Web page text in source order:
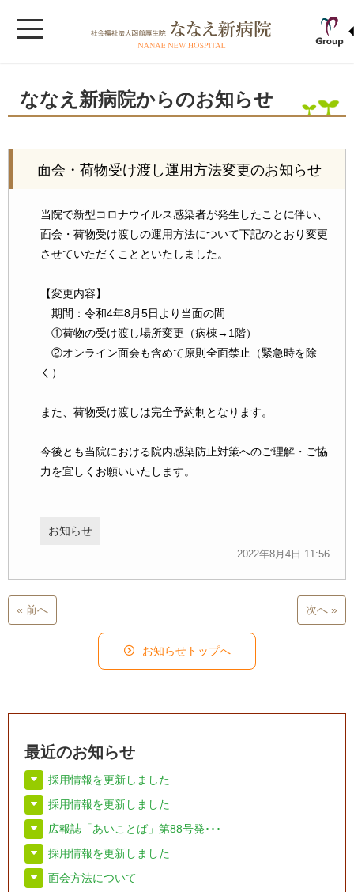
ななえ新病院からのお知らせ
面会・荷物受け渡し運用方法変更のお知らせ
当院で新型コロナウイルス感染者が発生したことに伴い、
面会・荷物受け渡しの運用方法について下記のとおり変更
させていただくことといたしました。
【変更内容】
期間：令和4年8月5日より当面の間
①荷物の受け渡し場所変更（病棟→1階）
②オンライン面会も含めて原則全面禁止（緊急時を除
く）
また、荷物受け渡しは完全予約制となります。
今後とも当院における院内感染防止対策へのご理解・ご協
力を宜しくお願いいたします。
お知らせ
2022年8月4日 11:56
« 前へ 次へ »
お知らせトップへ
最近のお知らせ
採用情報を更新しました
採用情報を更新しました
広報誌「あいことば」第88号発･･･
採用情報を更新しました
面会方法について